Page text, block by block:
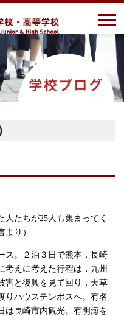
人たちが25人も集まってく
り）
ス。２泊３日で熊本，長崎
考えに考えた行程は，九州
害と復興を見て回り，天草
りハウステンボスへ。有名
は長崎市内観光。有明海を